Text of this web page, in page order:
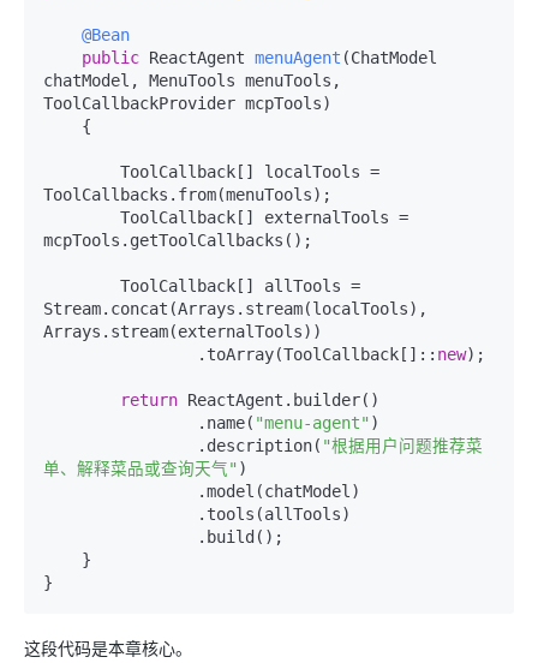
@Bean
public ReactAgent menuAgent (ChatModel
chatModel, MenuTools menuTools,
ToolCallbackProvider mcpTools)
ToolCallbacks.from(menuTools);
mcpTools.getToolCallbacks();
Stream.concat(Arrays.stream(localTools),
Arrays.stream(externalTools))
                .toArray(ToolCallback[]::
new);
return ReactAgent.builder()
                .name(
"menu-agent" )
                .description(
"根据用户问题推荐菜
单、解释菜品或查询天气" )
这段代码是本章核心。